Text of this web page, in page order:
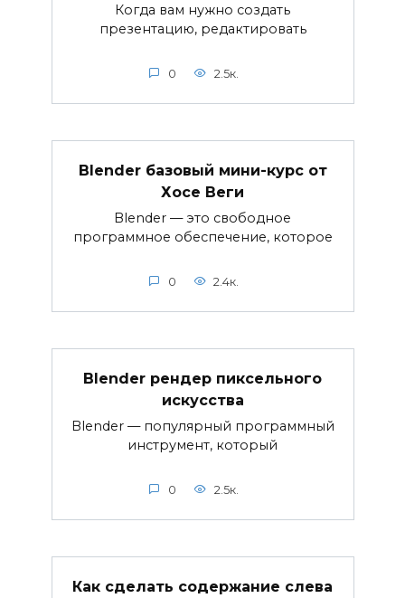
Когда вам нужно создать
презентацию, редактировать
0 2.5к.
Blender базовый мини-курс от
Хосе Веги
Blender — это свободное
программное обеспечение, которое
0 2.4к.
Blender рендер пиксельного
искусства
Blender — популярный программный
инструмент, который
0 2.5к.
Как сделать содержание слева